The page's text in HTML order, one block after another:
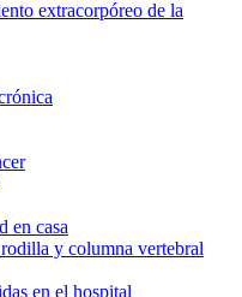
extracorpóreo de la
en casa
y columna vertebral
en el hospital